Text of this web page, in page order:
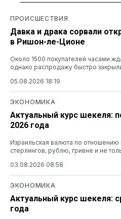
ПРОИСШЕСТВИЯ
Давка и драка сорвали
в Ришон-ле-Ционе
Около 1500 покупателей часами
однако распродажу быстро
05.08.2026 18:19
ЭКОНОМИКА
Актуальный курс шекеля:
2026 года
Израильская валюта по отношению
стерлингов, рублю, гривне и не
03.08.2026 08:58
ЭКОНОМИКА
Актуальный курс шекеля:
года